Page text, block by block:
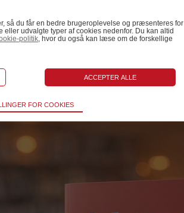
så du får en bedre brugeroplevelse og præsenteres for
udvalgte typer af cookies nedenfor. Du kan altid
politik, hvor du også kan læse om de forskellige
websitet, uden disse vil funktionalitet på
og effektiviteten af en
FOR COOKIES